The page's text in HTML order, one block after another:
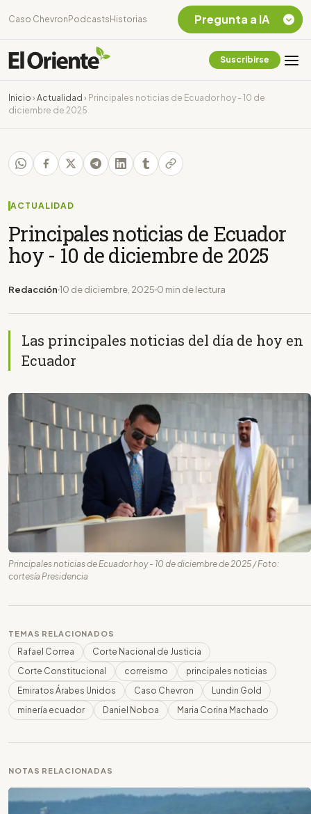
Caso Chevron Podcasts Historias
Suscribirse
Inicio › Actualidad › Principales noticias de Ecuador hoy - 10 de
diciembre de 2025
ACTUALIDAD
Principales noticias de Ecuador
hoy - 10 de diciembre de 2025
Redacción 10 de diciembre, 2025 0 min de lectura
Las principales noticias del día de hoy en
Ecuador
Principales noticias de Ecuador hoy - 10 de diciembre de 2025 / Foto:
cortesía Presidencia
TEMAS RELACIONADOS
Rafael Correa
Corte Nacional de Justicia
Corte Constitucional
correismo
principales noticias
Emiratos Árabes Unidos
Caso Chevron
Lundin Gold
minería ecuador
Daniel Noboa Maria Corina Machado
NOTAS RELACIONADAS
Pregunta a IA
Chevron Ecuador